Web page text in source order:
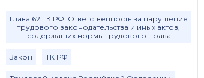
Глава 62 ТК РФ: Ответственность за нарушение
трудового законодательства и иных актов,
содержащих нормы трудового права
Закон ТК РФ